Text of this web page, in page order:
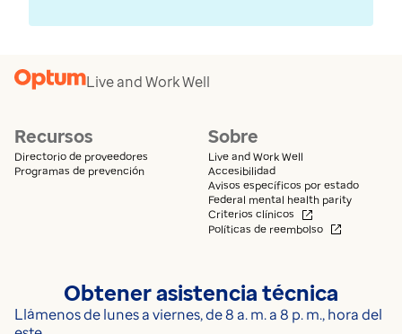
Live and Work Well
Recursos
Directorio de proveedores
Programas de prevención
Sobre
Live and Work Well
Accesibilidad
Avisos específicos por estado
Federal mental health parity
Criterios clínicos
Políticas de reembolso
Obtener asistencia técnica
Llámenos de lunes a viernes, de 8 a. m. a 8 p. m., hora del